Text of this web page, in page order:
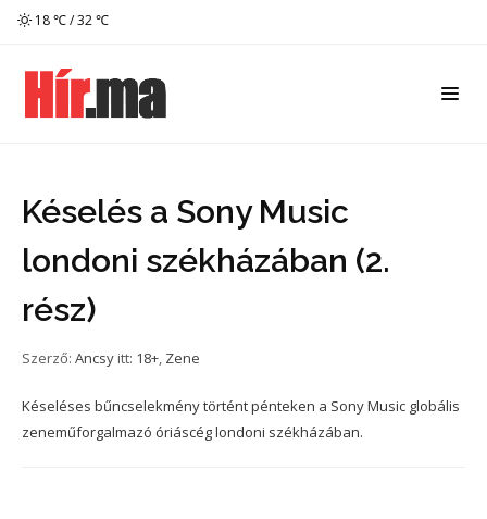
18 ℃ / 32 ℃
Késelés a Sony Music
londoni székházában (2.
rész)
Szerző: Ancsy itt: 18+, Zene
Késeléses bűncselekmény történt pénteken a Sony Music globális
zeneműforgalmazó óriáscég londoni székházában.